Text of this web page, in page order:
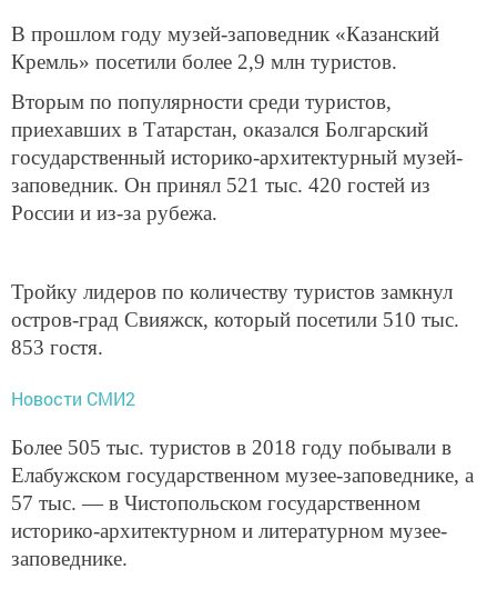
В прошлом году музей-заповедник «Казанский
Кремль» посетили более 2,9 млн туристов.
Вторым по популярности среди туристов,
приехавших в Татарстан, оказался Болгарский
государственный историко-архитектурный музей-
заповедник. Он принял 521 тыс. 420 гостей из
России и из-за рубежа.
Тройку лидеров по количеству туристов замкнул
остров-град Свияжск, который посетили 510 тыс.
853 гостя.
Новости СМИ2
Более 505 тыс. туристов в 2018 году побывали в
Елабужском государственном музее-заповеднике, а
57 тыс. — в Чистопольском государственном
историко-архитектурном и литературном музее-
заповеднике.